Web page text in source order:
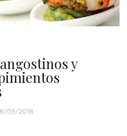
y
05/2018